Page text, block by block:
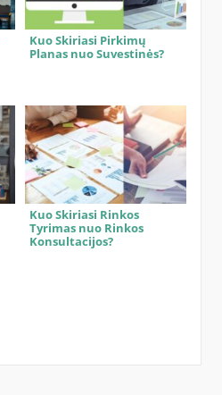
Kuo Skiriasi Pirkimų
Planas nuo Suvestinės?
Kuo Skiriasi Rinkos
Tyrimas nuo Rinkos
Konsultacijos?